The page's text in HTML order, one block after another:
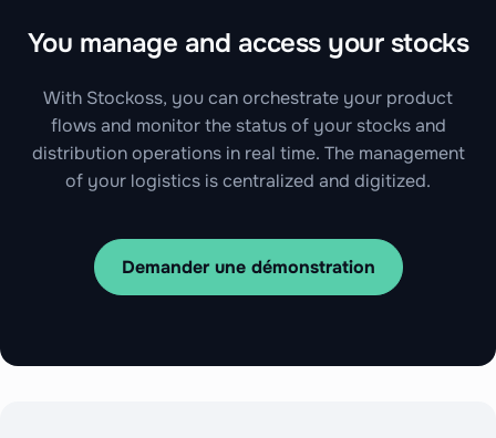
You manage and access your stocks
With Stockoss, you can orchestrate your product
flows and monitor the status of your stocks and
distribution operations in real time. The management
of your logistics is centralized and digitized.
Demander une démonstration